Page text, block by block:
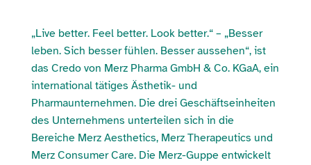
„Live better. Feel better. Look better.“ – „Besser
leben. Sich besser fühlen. Besser aussehen“, ist
das Credo von Merz Pharma GmbH & Co. KGaA, ein
international tätiges Ästhetik- und
Pharmaunternehmen. Die drei Geschäftseinheiten
des Unternehmens unterteilen sich in die
Bereiche Merz Aesthetics, Merz Therapeutics und
Merz Consumer Care. Die Merz-Guppe entwickelt